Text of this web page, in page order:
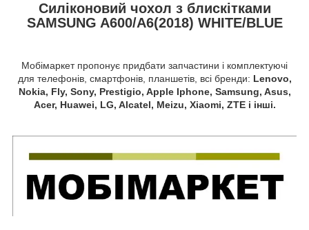
Силіконовий чохол з блискітками
SAMSUNG A600/A6(2018) WHITE/BLUE
Мобімаркет пропонує придбати запчастини і комплектуючі
для телефонів, смартфонів, планшетів, всі бренди: Lenovo,
Nokia, Fly, Sony, Prestigio, Apple Iphone, Samsung, Asus,
Acer, Huawei, LG, Alcatel, Meizu, Xiaomi, ZTE і інші.